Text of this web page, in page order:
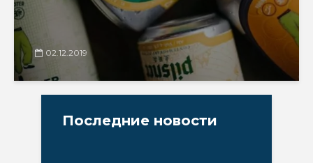
02.12.2019
Последние новости